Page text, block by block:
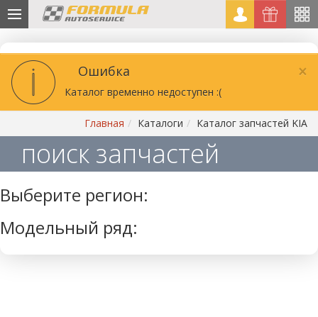
×
Ошибка
Каталог временно недоступен :(
Главная Каталоги Каталог запчастей KIA
поиск запчастей
Выберите регион:
Модельный ряд: